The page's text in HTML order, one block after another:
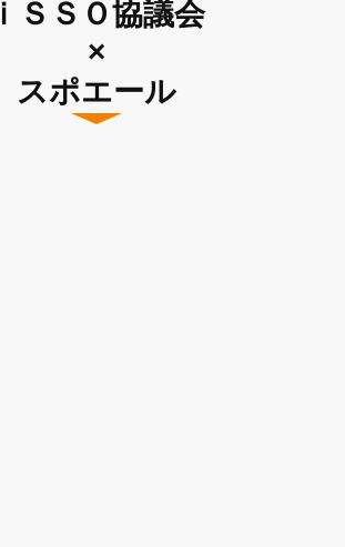
ｉＳＳＯ協議会
×
スポエール